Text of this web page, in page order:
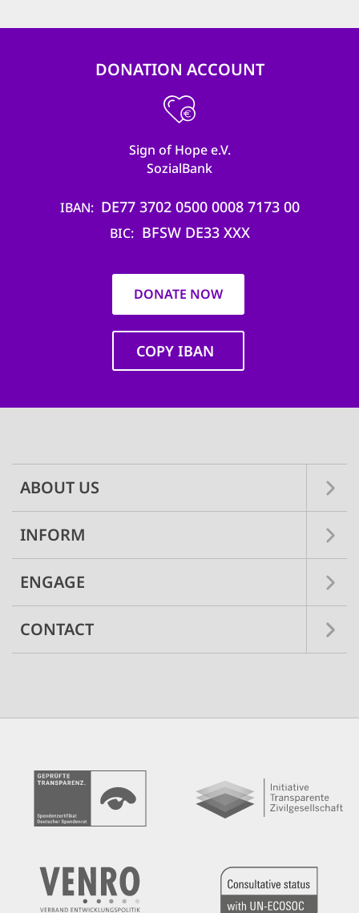
DONATION ACCOUNT
Sign of Hope e.V.
SozialBank
IBAN DE77 3702 0500 0008 7173 00
BIC BFSW DE33 XXX
DONATE NOW
COPY IBAN
ABOUT US
INFORM
ENGAGE
CONTACT